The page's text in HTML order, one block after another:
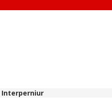
Interperniur